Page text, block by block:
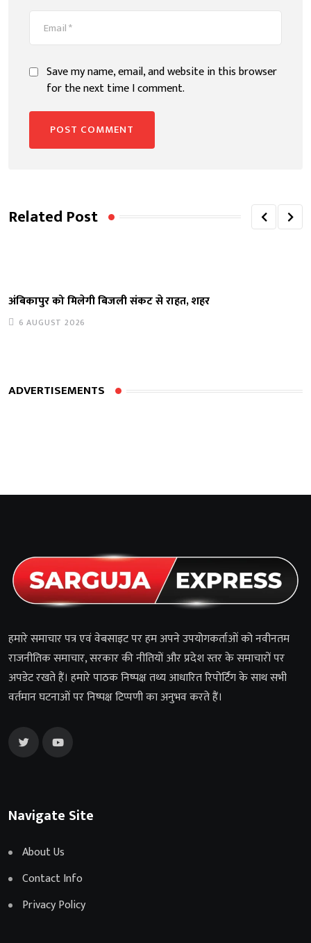
Save my name, email, and website in this browser
for the next time I comment.
Related Post
अंबिकापुर को मिलेगी बिजली संकट से राहत, शहर
6 AUGUST 2026
ADVERTISEMENTS
हमारे समाचार पत्र एवं वेबसाइट पर हम अपने उपयोगकर्ताओं को नवीनतम
राजनीतिक समाचार, सरकार की नीतियों और प्रदेश स्तर के समाचारों पर
अपडेट रखते हैं। हमारे पाठक निष्पक्ष तथ्य आधारित रिपोर्टिंग के साथ सभी
वर्तमान घटनाओं पर निष्पक्ष टिप्पणी का अनुभव करते हैं।
Navigate Site
About Us
Contact Info
Privacy Policy